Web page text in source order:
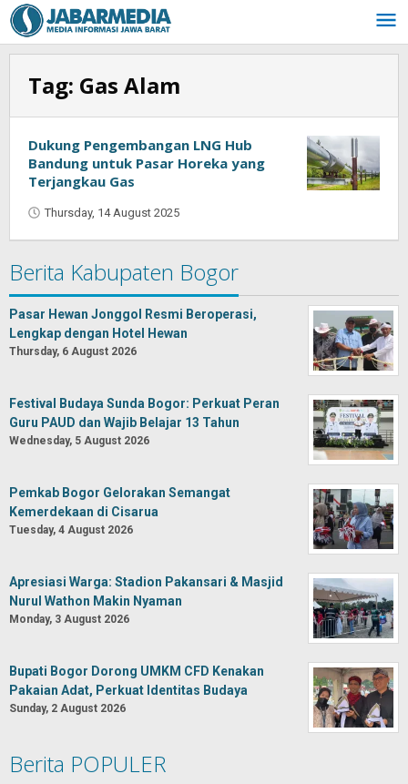
Skip
to
content
Tag: Gas Alam
Dukung Pengembangan LNG Hub
Bandung untuk Pasar Horeka yang
Terjangkau Gas
Thursday, 14 August 2025
Berita Kabupaten Bogor
Pasar Hewan Jonggol Resmi Beroperasi,
Lengkap dengan Hotel Hewan
Thursday, 6 August 2026
Festival Budaya Sunda Bogor: Perkuat Peran
Guru PAUD dan Wajib Belajar 13 Tahun
Wednesday, 5 August 2026
Pemkab Bogor Gelorakan Semangat
Kemerdekaan di Cisarua
Tuesday, 4 August 2026
Apresiasi Warga: Stadion Pakansari & Masjid
Nurul Wathon Makin Nyaman
Monday, 3 August 2026
Bupati Bogor Dorong UMKM CFD Kenakan
Pakaian Adat, Perkuat Identitas Budaya
Sunday, 2 August 2026
Berita POPULER